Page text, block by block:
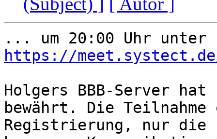
https://
Holgers BBB-Server
bewährt. Die
Registrierung, nur die